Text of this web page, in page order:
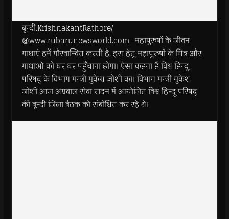
बून्दी.KrishnakantRathore/
@www.rubarunewsworld.com- महापुरुषों के जीवन
गाथाएं हमें गौरवान्वित करती है, इस हेतु महापुरुषों के चित्र और
गाथाओ को घर घर पहुँचाना होगा। ऐसा कहना हैं विश्व हिन्दू
परिषद् के विभाग मन्त्री मुकेश जोशी का। विभाग मन्त्री मुकेश
जोशी आज अग्रवाल सेवा सदन में आयोजित विश्व हिन्दू परिषद्
की बून्दी जिला बैठक को संबोधित कर रहे थे।